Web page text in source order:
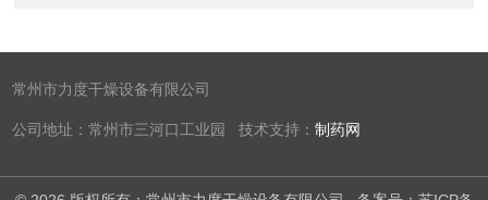
常州市力度干燥设备有限公司
公司地址：常州市三河口工业园 技术支持：制药网